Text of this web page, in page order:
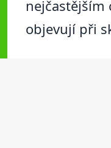
nejčastějším
objevují při